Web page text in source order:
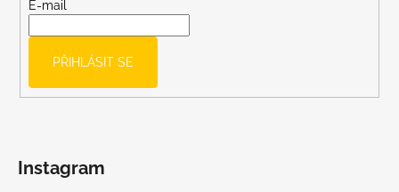
E-mail
PŘIHLÁSIT SE
Instagram